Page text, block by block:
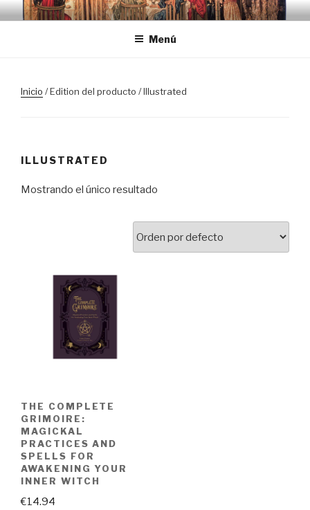
Saltar
al
Menú
Inicio / Edition del producto / Illustrated
ILLUSTRATED
Mostrando el único resultado
THE COMPLETE
GRIMOIRE:
MAGICKAL
PRACTICES AND
SPELLS FOR
AWAKENING YOUR
INNER WITCH
€14.94